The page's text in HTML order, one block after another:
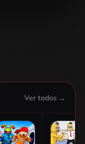
Ver todos →